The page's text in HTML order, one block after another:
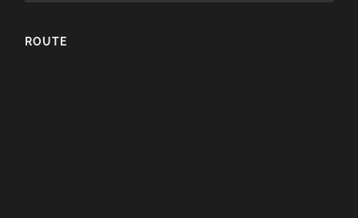
ROUTE